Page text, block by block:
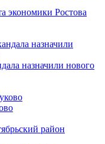
экономики Ростова
назначили нового